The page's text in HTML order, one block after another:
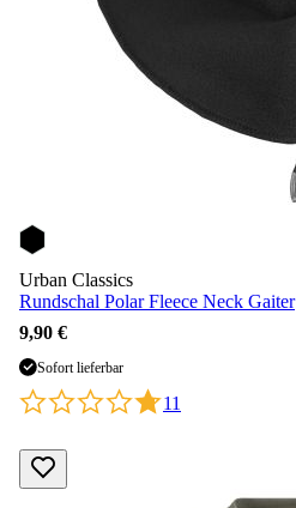
Urban Classics
Rundschal Polar Fleece Neck Gaiter
9,90 €
Sofort lieferbar
11